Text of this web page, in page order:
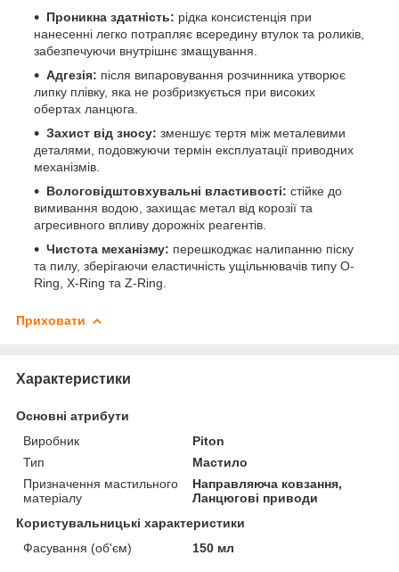
Проникна здатність: рідка консистенція при
нанесенні легко потрапляє всередину втулок та роликів,
забезпечуючи внутрішнє змащування.
Адгезія: після випаровування розчинника утворює
липку плівку, яка не розбризкується при високих
обертах ланцюга.
Захист від зносу: зменшує тертя між металевими
деталями, подовжуючи термін експлуатації приводних
механізмів.
Вологовідштовхувальні властивості: стійке до
вимивання водою, захищає метал від корозії та
агресивного впливу дорожніх реагентів.
Чистота механізму: перешкоджає налипанню піску
та пилу, зберігаючи еластичність ущільнювачів типу O-
Ring, X-Ring та Z-Ring.
Приховати
Характеристики
Основні атрибути
Виробник
Piton
Тип
Мастило
Призначення мастильного
матеріалу
Направляюча ковзання,
Ланцюгові приводи
Користувальницькі характеристики
Фасування (об'єм)
150 мл